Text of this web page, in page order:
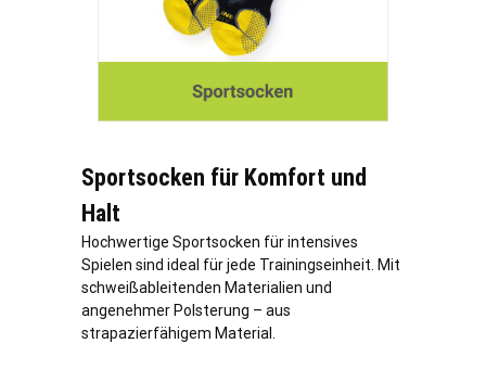
Sportsocken für Komfort und
Halt
Hochwertige Sportsocken für intensives
Spielen sind ideal für jede Trainingseinheit. Mit
schweißableitenden Materialien und
angenehmer Polsterung – aus
strapazierfähigem Material.